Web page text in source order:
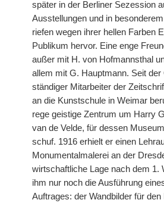
später in der Berliner Sezession
Ausstellungen und in
riefen wegen ihrer hellen Farben
Publikum hervor. Eine enge
außer mit H. von Hofmannsthal
allem mit G. Hauptmann. Seit
ständiger Mitarbeiter der
an die Kunstschule in Weimar
rege geistige Zentrum um Harry
van de Velde, für dessen
schuf. 1916 erhielt er einen
Monumentalmalerei an der
wirtschaftliche Lage nach dem 1.
ihm nur noch die Ausführung
Auftrages: der Wandbilder für